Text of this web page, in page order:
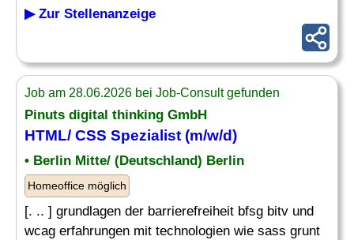
▶ Zur Stellenanzeige
Job am 28.06.2026 bei Job-Consult gefunden
Pinuts digital thinking GmbH
HTML/ CSS Spezialist (m/w/d)
• Berlin Mitte/ (Deutschland) Berlin
Homeoffice möglich
[. .. ] grundlagen der barrierefreiheit bfsg bitv und
wcag erfahrungen mit technologien wie sass grunt